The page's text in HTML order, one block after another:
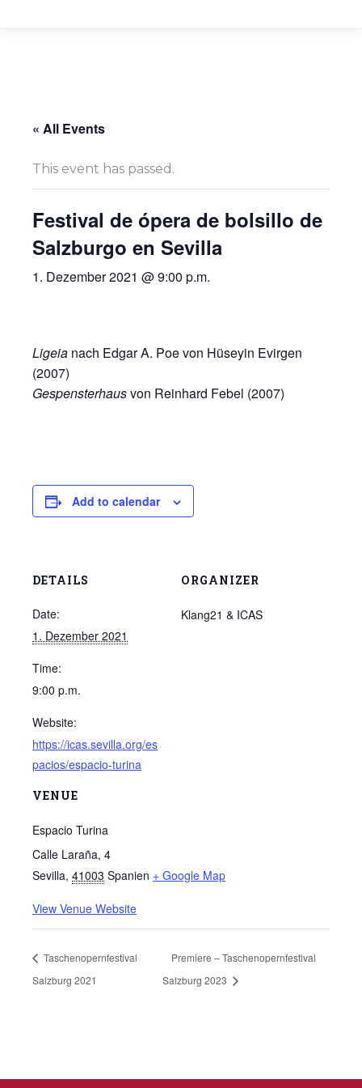
« All Events
This event has passed.
Festival de ópera de bolsillo de
Salzburgo en Sevilla
1. Dezember 2021 @ 9:00 p.m.
Ligeia nach Edgar A. Poe von Hüseyin Evirgen
(2007)
Gespensterhausvon Reinhard Febel (2007)
Add to calendar
DETAILS
Date:
1. Dezember 2021
Time:
9:00 p.m.
Website:
https://icas.sevilla.org/es
pacios/espacio-turina
VENUE
Espacio Turina
Calle Laraña, 4
Sevilla, 41003 Spanien + Google Map
View Venue Website
ORGANIZER
Klang21 & ICAS
Taschenopernfestival
Salzburg 2021
Premiere – Taschenopernfestival
Salzburg 2023